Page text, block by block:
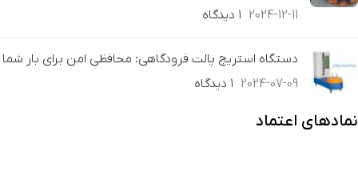
2024-12-11 ۱ دیدگاه
دستگاه استریچ پالت فرودگاهی: محافظی امن برای بار شما
2024-07-09 ۱ دیدگاه
نمادهای اعتماد